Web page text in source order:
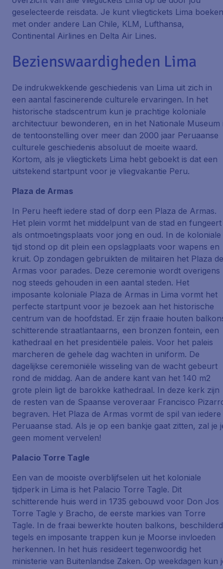
geselecteerde reisdata. Je kunt vliegtickets Lima boeken
met onder andere Lan Chile, KLM, Lufthansa,
Continental Airlines en Delta Air Lines.
Bezienswaardigheden Lima
De indrukwekkende geschiedenis van Lima uit zich in
een aantal fascinerende culturele ervaringen. In het
historische stadscentrum kun je prachtige koloniale
architectuur bewonderen, en in het Nationale Museum
de tentoonstelling over meer dan 2000 jaar Peruaanse
culturele geschiedenis absoluut de moeite waard.
Kortom, als je vliegtickets Lima hebt geboekt is dat een
uitstekend startpunt voor je vliegvakantie Peru.
Plaza de Armas
In Peru heeft iedere stad of dorp een Plaza de Armas.
Het plein vormt het middelpunt van de stad en fungeert
als ontmoetingsplaats voor jong en oud. In de koloniale
tijd stond op dit plein een opslagplaats voor wapens en
kruit. Op zondagen gebruikten de militairen het Plaza de
Armas voor parades. Deze ceremonie wordt overigens
nog steeds gehouden in een aantal steden. Het
imposante koloniale Plaza de Armas in Lima vormt het
perfecte startpunt voor je bezoek aan het historische
centrum van de hoofdstad. Er zijn fraaie houten
schitterende straatlantaarns, een bronzen fontein, een
kathedraal en het presidentiële paleis. Voor het paleis
marcheren de gehele dag wachten in uniform. De
dagelijkse ceremoniële wisseling van de wacht gebeurt
rond de middag. Aan de andere kant van het 140 m2
grote plein ligt de barokke kathedraal. In deze kerk zijn
de resten van de Spaanse veroveraar Francisco
begraven. Het Plaza de Armas vormt de spil van iedere
Peruaanse stad. Als je op een bankje gaat zitten, zal je
geen moment vervelen!
Palacio Torre Tagle
Een van de mooiste overblijfselen uit het koloniale
tijdperk in Lima is het Palacio Torre Tagle. Dit
schitterende huis werd in 1735 gebouwd voor Don Jos
Torre Tagle y Bracho, de eerste markies van Torre
Tagle. In de fraai bewerkte houten balkons,
tegels en imposante trappen kun je Moorse invloeden
herkennen. In het huis resideert tegenwoordig het
ministerie van Buitenlandse Zaken. Op weekdagen kun